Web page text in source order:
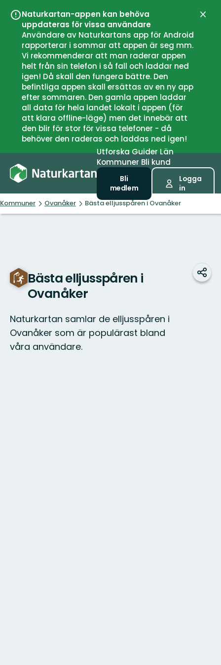
Naturkartan-appen kan behöva
uppdateras för vissa användare
Användare av Naturkartans app för Android
rapporterar i sommar att appen är seg mm.
Vi rekommenderar att man raderar appen
helt från sin telefon i så fall och laddar ned
igen! Då skall den fungera bättre. Den
befintliga appen skall ersättas av en ny app
efter sommaren. Den gamla appen laddar
all data för hela landet lokalt i appen (för
att klara offline-läge) men det innebär att
den blir för stor för vissa telefoner - då
behöver den raderas och laddas ned igen!
UtforskaGuiderLän
Kommuner Bli kund
Bli
medlem
Logga
in
Kommuner Ovanåker Bästa elljusspåren i Ovanåker
Bästa elljusspåren i
Ovanåker
Naturkartan samlar de elljusspåren i
Ovanåker som är populärast bland
våra användare.
Dela